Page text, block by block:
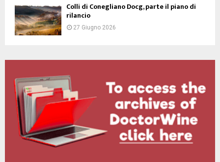
Colli di Conegliano Docg, parte il piano di
rilancio
27 Giugno 2026